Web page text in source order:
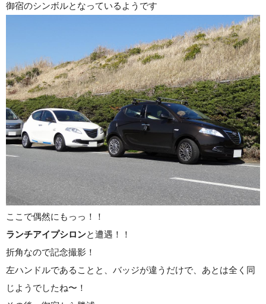
御宿のシンボルとなっているようです
ここで偶然にもっっ！！
ランチアイプシロンと遭遇！！
折角なので記念撮影！
左ハンドルであることと、バッジが違うだけで、あとは全く同
じようでしたね〜！